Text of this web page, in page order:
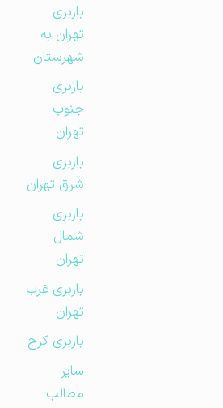
باربری
تهران به
شهرستان
باربری
جنوب
تهران
باربری
شرق تهران
باربری
شمال
تهران
باربری غرب
تهران
باربری کرج
مطالب